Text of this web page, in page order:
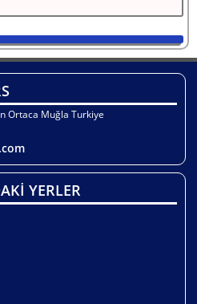
Ortaca Muğla Turkiye
YERLER